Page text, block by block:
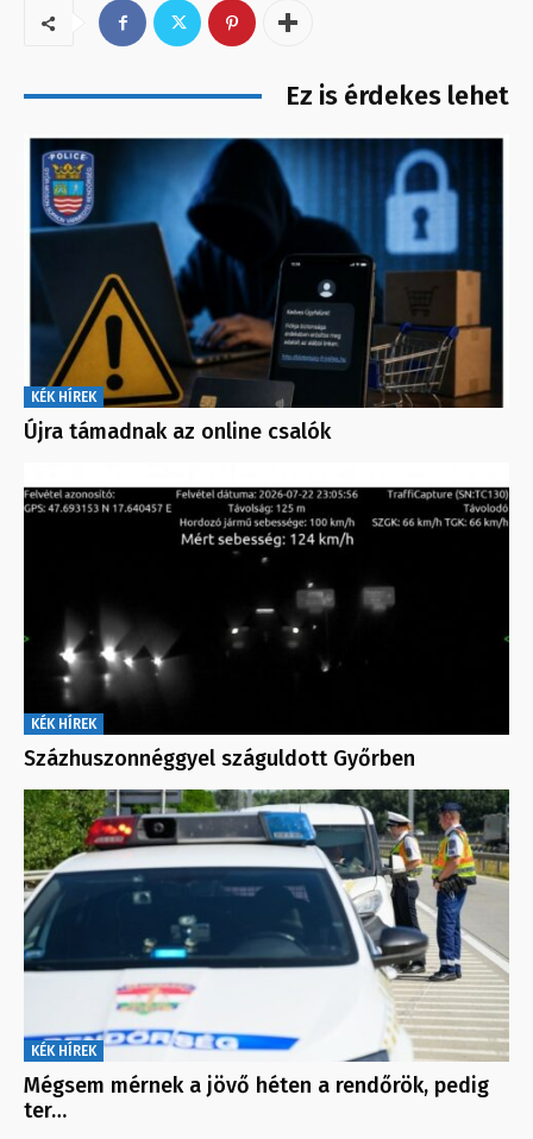
Ez is érdekes lehet
KÉK HÍREK
Újra támadnak az online csalók
KÉK HÍREK
Százhuszonnéggyel száguldott Győrben
KÉK HÍREK
Mégsem mérnek a jövő héten a rendőrök, pedig
ter…